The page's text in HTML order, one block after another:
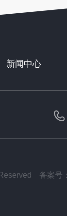
新闻中心
备案号